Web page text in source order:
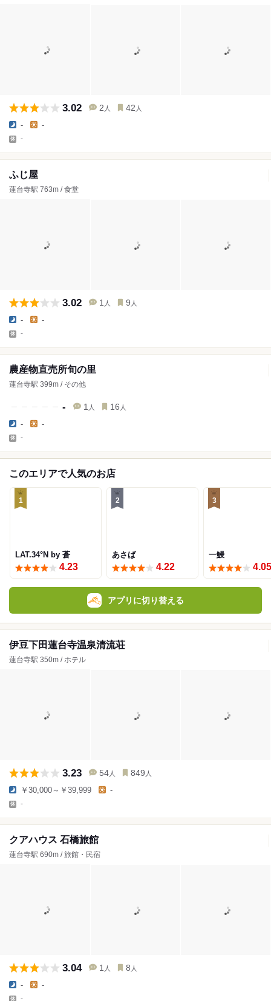
3.02 2 人 42 人
- -
-
ふじ屋
蓮台寺駅 763m / 食堂
3.02 1 人 9 人
- -
-
農産物直売所旬の里
蓮台寺駅 399m / その他
- 1 人 16 人
- -
-
このエリアで人気のお店
1
LAT.34°N by 蒼
4.23
2
あさば
4.22
3
一鰻
4.05
アプリに切り替える
伊豆下田蓮台寺温泉清流荘
蓮台寺駅 350m / ホテル
3.23 54 人 849 人
￥30,000～￥39,999 -
-
クアハウス 石橋旅館
蓮台寺駅 690m / 旅館・民宿
3.04 1 人 8 人
- -
-